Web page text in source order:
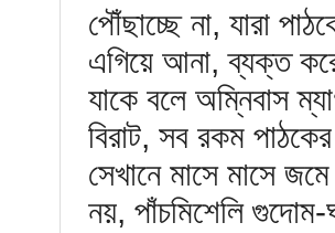
পৌঁছাচ্ছে না, যারা
এগিয়ে আনা, ব্যক্ত
যাকে বলে অম্নিবাস
বিরাট, সব রকম
সেখানে মাসে মাসে
নয়, পাঁচমিশেলি গুদোম-